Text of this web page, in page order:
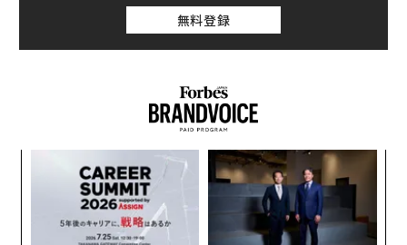
無料登録